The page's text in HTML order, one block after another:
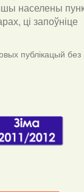
населены
ці запоўніце
публікацый без